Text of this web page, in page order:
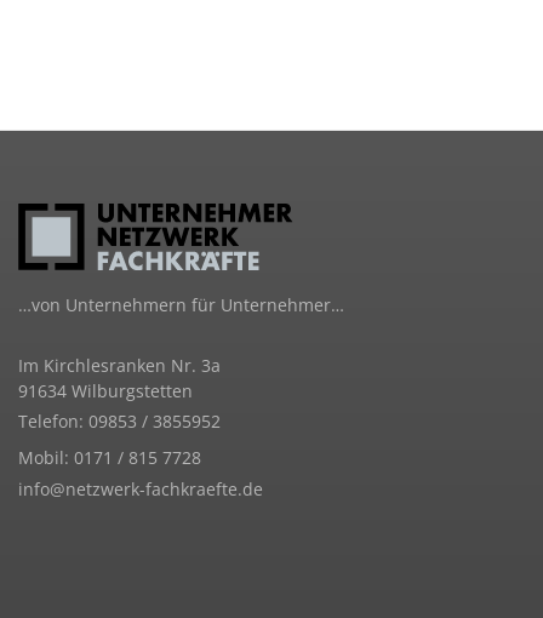
…von Unternehmern für Unternehmer…
Im Kirchlesranken Nr. 3a
91634 Wilburgstetten
Telefon: 09853 / 3855952
Mobil: 0171 / 815 7728
info@netzwerk-fachkraefte.de